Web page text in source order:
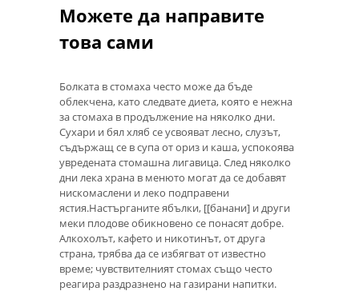
Можете да направите
това сами
Болката в стомаха често може да бъде
облекчена, като следвате диета, която е нежна
за стомаха в продължение на няколко дни.
Сухари и бял хляб се усвояват лесно, слузът,
съдържащ се в супа от ориз и каша, успокоява
увредената стомашна лигавица. След няколко
дни лека храна в менюто могат да се добавят
нискомаслени и леко подправени
ястия.Настърганите ябълки, [[банани] и други
меки плодове обикновено се понасят добре.
Алкохолът, кафето и никотинът, от друга
страна, трябва да се избягват от известно
време; чувствителният стомах също често
реагира раздразнено на газирани напитки.